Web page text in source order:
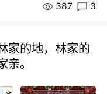
387 3
家的地，林家的
。